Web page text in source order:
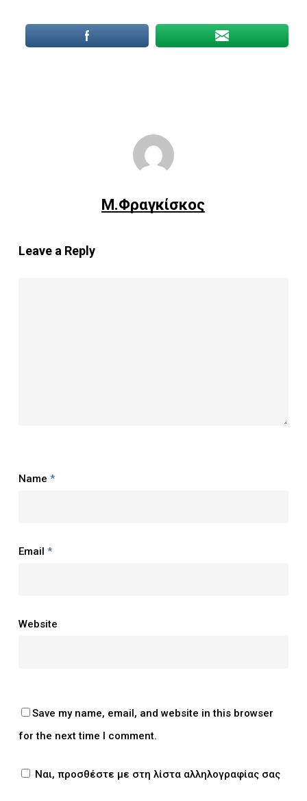
Μ.Φραγκίσκος
Leave a Reply
Name *
Email *
Website
Save my name, email, and website in this browser
for the next time I comment.
Ναι, προσθέστε με στη λίστα αλληλογραφίας σας